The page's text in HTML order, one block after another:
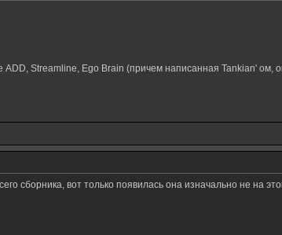
Streamline, Ego Brain (причем написанная Tankian' ом,
сборника, вот только появилась она изначально не на